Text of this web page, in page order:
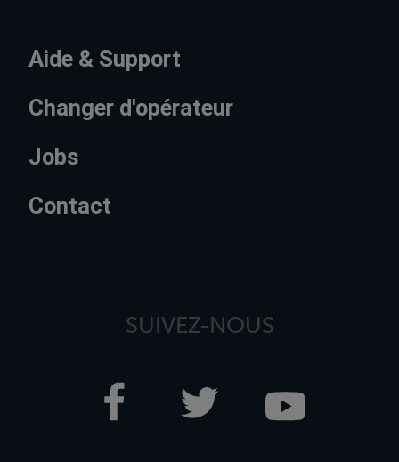
Aide & Support
Changer d'opérateur
Jobs
Contact
SUIVEZ-NOUS